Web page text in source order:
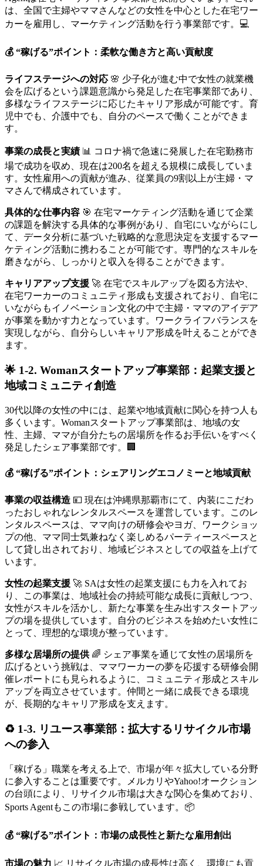
は、全国で主婦やママさんなどの女性を中心とした在宅ワー
カーを雇用し、マーケティング活動を行う事業部です。💻
💰 “稼げる”ポイント：柔軟な働き方と高い貢献度
ライフステージへの対応 🌸 少子化が進む中で女性の就業機
会を広げるという課題意識から発足した在宅事業部であり、
多様なライフステージに応じたキャリア形成が可能です。育
児中でも、介護中でも、自分のペースで働くことができま
す。
事業の成長と実績 📊 コロナ禍で急速に発展した在宅勤務市
場で成功を収め、現在は200名を超える規模に成長していま
す。女性雇用への貢献が進み、従業員の9割以上が主婦・マ
マさんで構成されています。
具体的な仕事内容 🎯 在宅マーケティング活動を通じて企業
の課題を解決する具体的な事例があり、自宅にいながらにし
て、データ分析に基づいた戦略的な意思決定を支援するマー
ケティング活動に携わることが可能です。専門的なスキルを
磨きながら、しっかりと収入を得ることができます。
キャリアアップ支援 🚀 在宅でスキルアップを図る方法や、
在宅ワーカーのコミュニティ形成も支援されており、自宅に
いながらもイノベーション文化の中で主婦・ママのアイデア
が事業を動かす力となっています。ワークライフバランスを
実現しながら、自分らしいキャリア形成を叶えることができ
ます。
🌟 1-2. Womanスタートアップ事業部：起業支援と
地域コミュニティ創造
30代以降の女性の中には、起業や地域貢献に関心を持つ人も
多くいます。Womanスタートアップ事業部は、地域の女
性、主婦、ママが自分たちの居場所を作るお手伝いをすべく
発足したシェア事業部です。🏢
💰 “稼げる”ポイント：シェアリングエコノミーと地域貢献
事業の収益構造 💴 現在は沖縄県那覇市にて、内装にこだわ
ったおしゃれなレンタルスペースを運営しています。このレ
ンタルスペースは、ママ向けの研修会やヨガ、ワークショッ
プの他、ママ同士気兼ねなく楽しめるパーティースペースと
して貸し出されており、地域ビジネスとしての収益を上げて
います。
女性の起業支援 🚀 SAは女性の起業支援にも力を入れてお
り、この事業は、地域社会の持続可能な成長に貢献しつつ、
女性がスキルを活かし、新たな事業を生み出すスタートアッ
プの場を提供しています。自分のビジネスを始めたい女性に
とって、理想的な環境が整っています。
多様な居場所の提供🌈 シェア事業を通じて女性の居場所を
広げるという挑戦は、ママワーカーの夢を応援する研修会開
催レポートにも見られるように、コミュニティ形成とスキル
アップを両立させています。仲間と一緒に成長できる環境
が、長期的なキャリア形成を支えます。
♻️ 1-3. リユース事業部：拡大するリサイクル市場
への参入
「稼げる」職業を考える上で、市場が年々拡大している分野
に参入することは重要です。メルカリやYahoo!オークション
の台頭により、リサイクル市場は大きな関心を集めており、
Sports Agentもこの市場に参戦しています。📦
💰 “稼げる”ポイント：市場の成長性と新たな雇用創出
市場の魅力 📈 リサイクル市場の成長性は高く、環境にも貢